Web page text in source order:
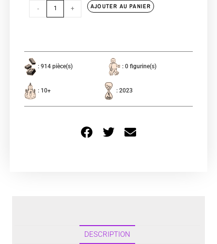
- + AJOUTER AU PANIER
: 914 pièce(s) : 0 figurine(s)
: 10+ : 2023
DESCRIPTION